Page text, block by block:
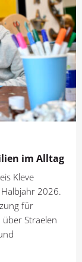
im Alltag
Kleve
2026.
für
über Straelen